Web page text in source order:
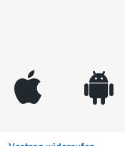
appleinc android